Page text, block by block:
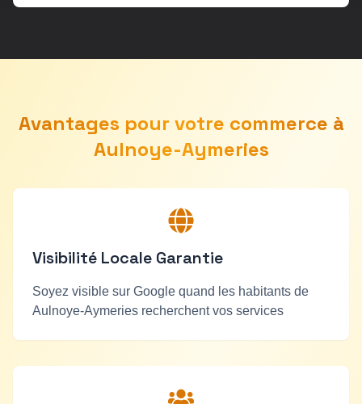
Avantages pour votre commerce à
Aulnoye-Aymeries
Visibilité Locale Garantie
Soyez visible sur Google quand les habitants de
Aulnoye-Aymeries recherchent vos services